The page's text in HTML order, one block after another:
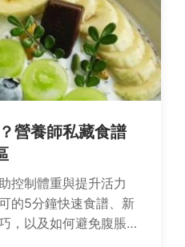
營養師私藏食譜
控制體重與提升活力
的5分鐘快速食譜、新
，以及如何避免腹脹的